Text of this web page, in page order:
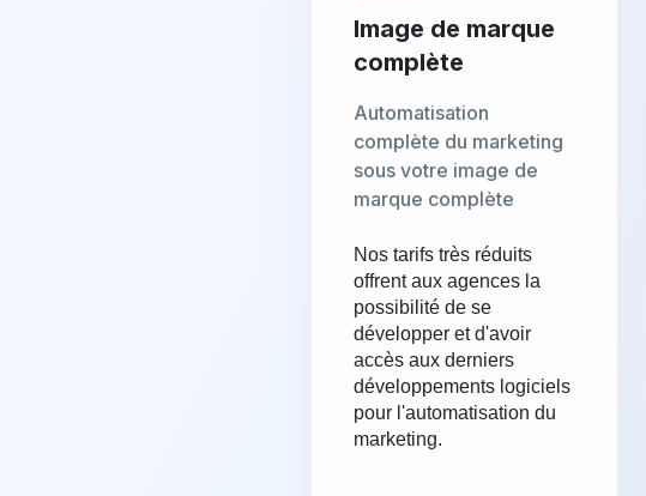
Image de marque
complète
Automatisation
complète du marketing
sous votre image de
marque complète
Nos tarifs très réduits
offrent aux agences la
possibilité de se
développer et d'avoir
accès aux derniers
développements logiciels
pour l'automatisation du
marketing.